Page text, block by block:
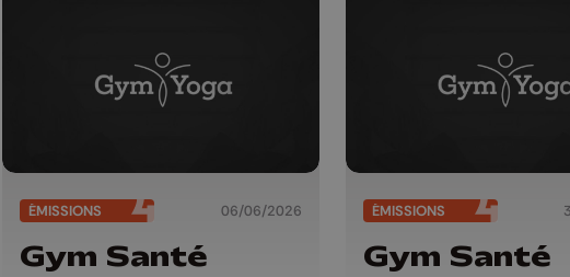
ÉMISSIONS 06/06/2026
Gym Santé
ÉMISSIONS
Gym Santé